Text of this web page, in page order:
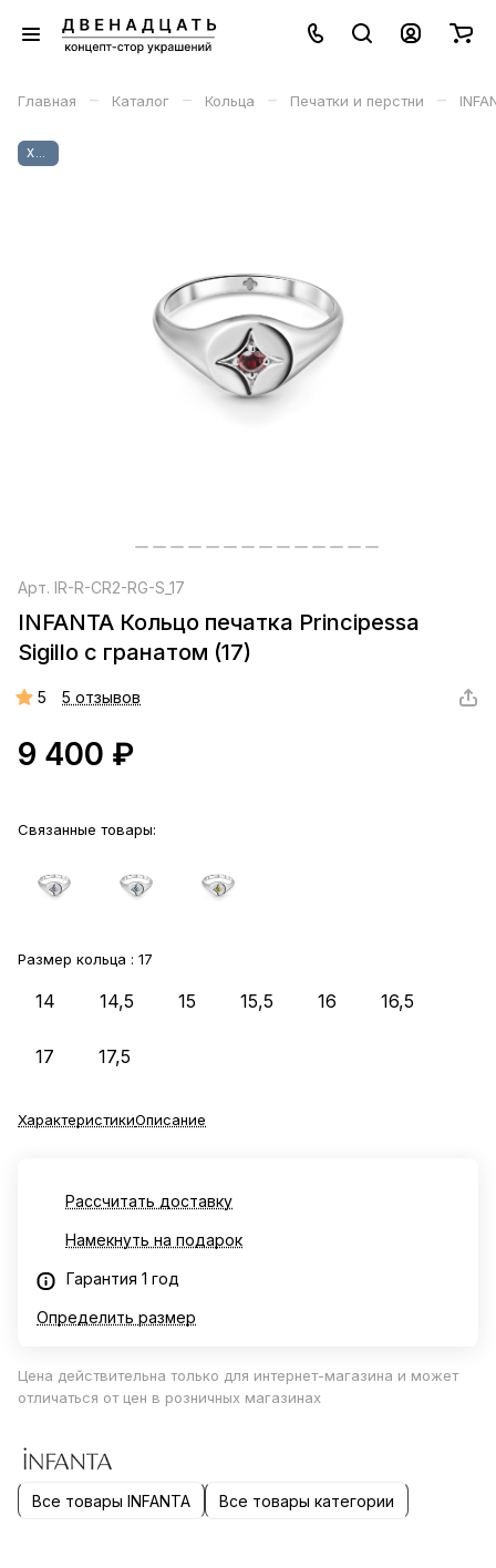
Главная – Каталог – Кольца – Печатки и перстни –
Арт. IR-R-CR2-RG-S_17
INFANTA Кольцо печатка Principessa
Sigillo с гранатом (17)
5 5 отзывов
9 400 ₽
Связанные товары:
Размер кольца : 17
14 14,5 15 15,5 16 16,5
17 17,5
ХарактеристикиОписание
Рассчитать доставку
Намекнуть на подарок
Гарантия 1 год
Определить размер
Цена действительна только для интернет-магазина и может
отличаться от цен в розничных магазинах
Все товары INFANTA Все товары категории